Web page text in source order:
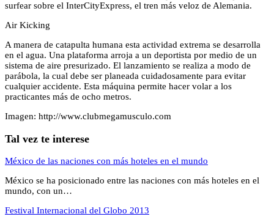
surfear sobre el InterCityExpress, el tren más veloz de Alemania.
Air Kicking
A manera de catapulta humana esta actividad extrema se desarrolla
en el agua. Una plataforma arroja a un deportista por medio de un
sistema de aire presurizado. El lanzamiento se realiza a modo de
parábola, la cual debe ser planeada cuidadosamente para evitar
cualquier accidente. Esta máquina permite hacer volar a los
practicantes más de ocho metros.
Imagen: http://www.clubmegamusculo.com
Tal vez te interese
México de las naciones con más hoteles en el mundo
México se ha posicionado entre las naciones con más hoteles en el
mundo, con un…
Festival Internacional del Globo 2013